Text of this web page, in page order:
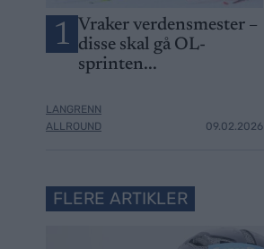
1 Vraker verdensmester –
disse skal gå OL-
sprinten...
LANGRENN
ALLROUND
09.02.2026
FLERE ARTIKLER